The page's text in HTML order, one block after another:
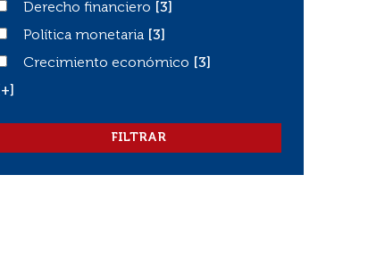
financiero
Derecho financiero
[3]
monetaria
Política monetaria
[3]
económico
Crecimiento económico
[3]
[+]